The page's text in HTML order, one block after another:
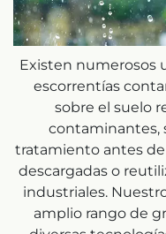
Existen numerosos
escorrentías
sobre el suelo
contaminantes,
tratamiento antes
descargadas o
industriales.
amplio rango de